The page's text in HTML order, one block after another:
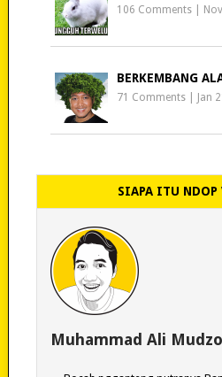
106 Comments
BERKEMBANG
71 Comments Jan
SIAPA ITU NDOP
Muhammad Ali